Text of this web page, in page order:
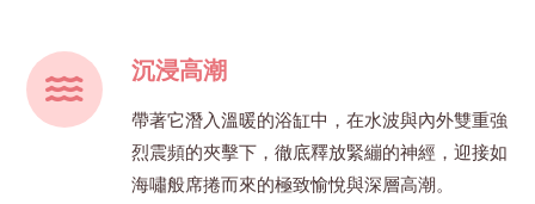
沉浸高潮
帶著它潛入溫暖的浴缸中，在水波與內外雙重強
烈震頻的夾擊下，徹底釋放緊繃的神經，迎接如
海嘯般席捲而來的極致愉悅與深層高潮。